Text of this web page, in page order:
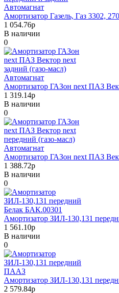
Амортизатор Газель, Газ 3302,
1 054.76р
В наличии
0
Амортизатор ГАЗон next ПАЗ
1 319.14р
В наличии
0
Амортизатор ГАЗон next ПАЗ
1 388.72р
В наличии
0
Амортизатор ЗИЛ-130,131
1 561.10р
В наличии
0
Амортизатор ЗИЛ-130,131
2 579.84р